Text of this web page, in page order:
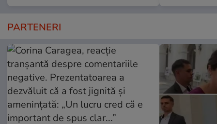
PARTENERI